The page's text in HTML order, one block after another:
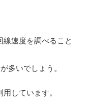
速度を調べること
多いでしょう。
しています。